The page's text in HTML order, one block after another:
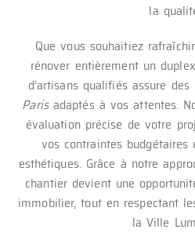
la
Que vous souhaitiez
rénover entièrement un
d’artisans qualifiés assure des
Parisadaptés à vos attentes.
évaluation précise de votre
vos contraintes
esthétiques. Grâce à notre
chantier devient une
immobilier, tout en respectant
la Ville